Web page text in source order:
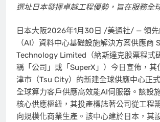
選址日本發揮卓越工程優勢，旨在服務全
日本大阪2026年1月30日 /美通社/ — 領先
（AI）資料中心基礎設施解決方案供應商
Technology Limited（納斯達克股票程式
稱「公司」或「SuperX」）今日宣佈，其
津市（Tsu City）的新建全球供應中心正
全球算力客戶供應高效能AI伺服器。該設
核心供應樞紐，其投產標誌著公司從工程
向規模化商業生產。該中心建於日本，其